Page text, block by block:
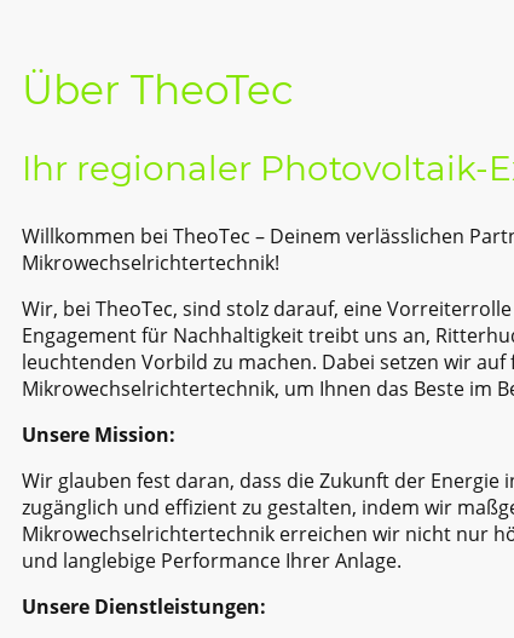
Über TheoTec
Ihr regionaler Photovoltaik-
Willkommen bei TheoTec – Deinem verlässlichen
Mikrowechselrichtertechnik!
Wir, bei TheoTec, sind stolz darauf, eine
Engagement für Nachhaltigkeit treibt uns an,
leuchtenden Vorbild zu machen. Dabei setzen wir
Mikrowechselrichtertechnik, um Ihnen das Beste im
Unsere Mission:
Wir glauben fest daran, dass die Zukunft der
zugänglich und effizient zu gestalten, indem wir
Mikrowechselrichtertechnik erreichen wir nicht nur
und langlebige Performance Ihrer Anlage.
Unsere Dienstleistungen: